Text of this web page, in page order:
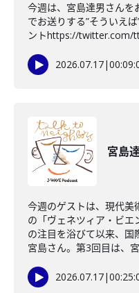
今週は、宮島達男さんを
でお送りする”そういえ
ントhttps://twitter.com/
2026.07.17|
宮島
今週のゲストは、現代美
の「ヴェネツィア・ビ
の注目を浴びて以来、国
宮島さん。第3回目は、
2026.07.17|